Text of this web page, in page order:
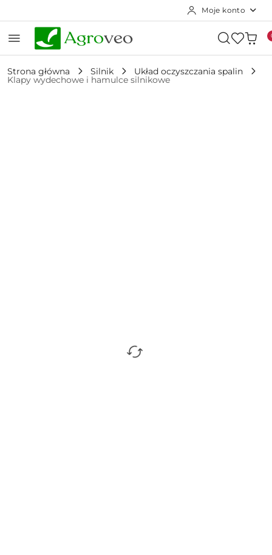
Moje konto
Strona główna Silnik Układ oczyszczania spalin
Klapy wydechowe i hamulce silnikowe